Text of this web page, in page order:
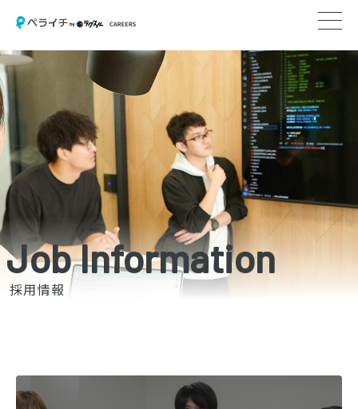
Job Information
採用情報